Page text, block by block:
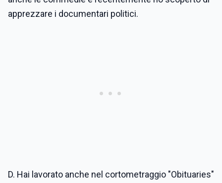
apprezzare i documentari politici.
D. Hai lavorato anche nel cortometraggio "Obituaries"